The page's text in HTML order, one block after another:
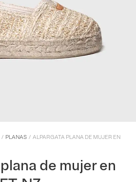
/ PLANAS / ALPARGATA PLANA DE MUJER EN
de mujer en